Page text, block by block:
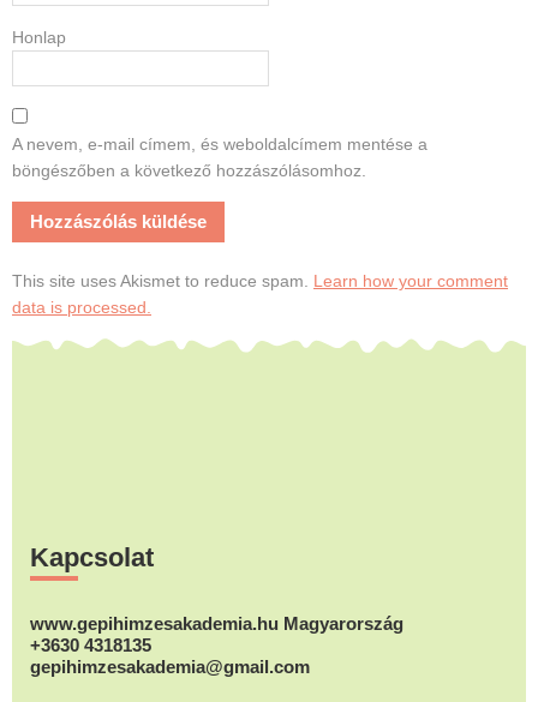
Honlap
A nevem, e-mail címem, és weboldalcímem mentése a
böngészőben a következő hozzászólásomhoz.
This site uses Akismet to reduce spam. Learn how your comment
data is processed.
Kapcsolat
www.gepihimzesakademia.hu Magyarország
+3630 4318135
gepihimzesakademia@gmail.com